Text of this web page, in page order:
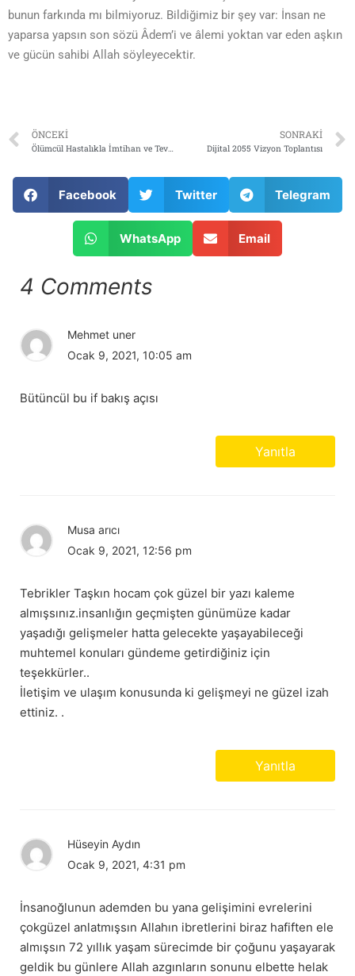
bunun farkında mı bilmiyoruz. Bildiğimiz bir şey var: İnsan ne
yaparsa yapsın son sözü Âdem’i ve âlemi yoktan var eden aşkın
ve gücün sahibi Allah söyleyecektir.
ÖNCEKI
Ölümcül Hastalıkla İmtihan ve Tevekkül
SONRAKI
Dijital 2055 Vizyon Toplantısı
Facebook Twitter Telegram
WhatsApp Email
4 Comments
Mehmet uner
Ocak 9, 2021, 10:05 am
Bütüncül bu if bakış açısı
Yanıtla
Musa arıcı
Ocak 9, 2021, 12:56 pm
Tebrikler Taşkın hocam çok güzel bir yazı kaleme
almışsınız.insanlığın geçmişten günümüze kadar
yaşadığı gelişmeler hatta gelecekte yaşayabileceği
muhtemel konuları gündeme getirdiğiniz için
teşekkürler..
İletişim ve ulaşım konusunda ki gelişmeyi ne güzel izah
ettiniz. .
Yanıtla
Hüseyin Aydın
Ocak 9, 2021, 4:31 pm
İnsanoğlunun ademden bu yana gelişimini evrelerini
çokgüzel anlatmışsın Allahın ibretlerini biraz hafiften ele
almışsın 72 yıllık yaşam sürecimde bir çoğunu yaşayarak
geldik bu günlere Allah azgınların sonunu elbette helak